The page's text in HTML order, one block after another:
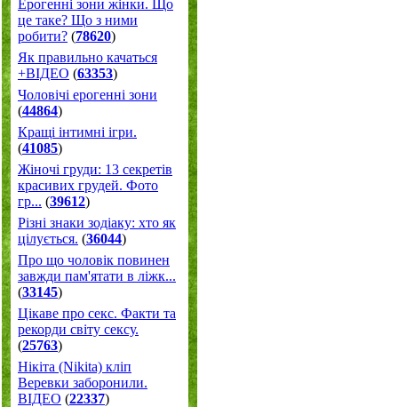
Ерогенні зони жінки. Що
це таке? Що з ними
робити? (78620)
Як правильно качаться
+ВІДЕО (63353)
Чоловічі ерогенні зони
(44864)
Кращі інтимні ігри.
(41085)
Жіночі груди: 13 секретів
красивих грудей. Фото
гр... (39612)
Різні знаки зодіаку: хто як
цілується. (36044)
Про що чоловік повинен
завжди пам'ятати в ліжк...
(33145)
Цікаве про секс. Факти та
рекорди світу сексу.
(25763)
Нікіта (Nikita) кліп
Веревки заборонили.
ВІДЕО (22337)